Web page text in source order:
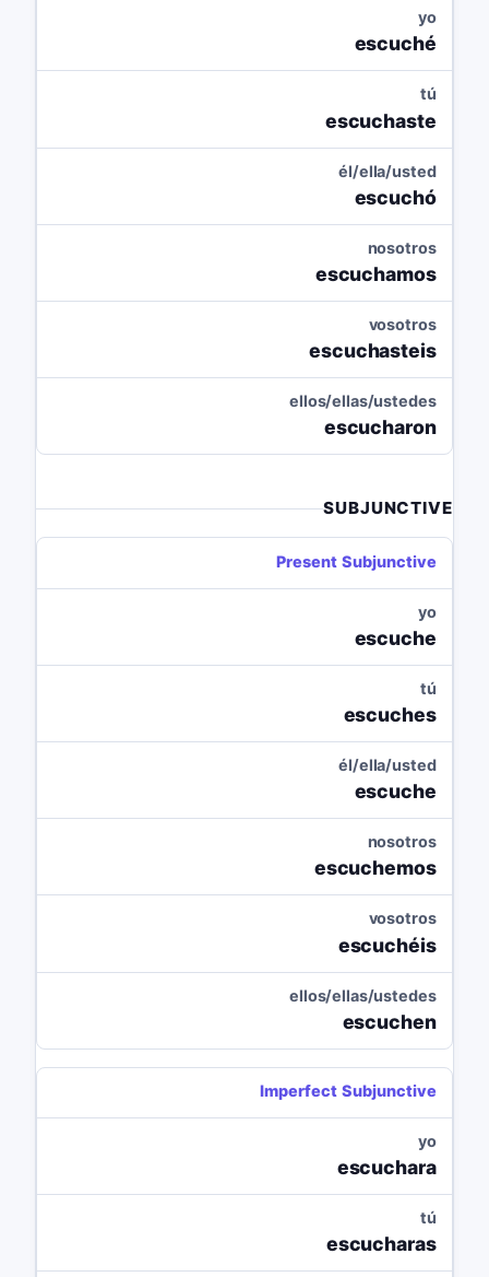
yo
escuché
tú
escuchaste
él/ella/usted
escuchó
nosotros
escuchamos
vosotros
escuchasteis
ellos/ellas/ustedes
escucharon
SUBJUNCTIVE
Present Subjunctive
yo
escuche
tú
escuches
él/ella/usted
escuche
nosotros
escuchemos
vosotros
escuchéis
ellos/ellas/ustedes
escuchen
Imperfect Subjunctive
yo
escuchara
tú
escucharas